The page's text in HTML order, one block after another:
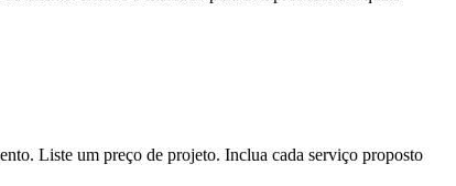
Liste um preço de projeto. Inclua cada serviço proposto